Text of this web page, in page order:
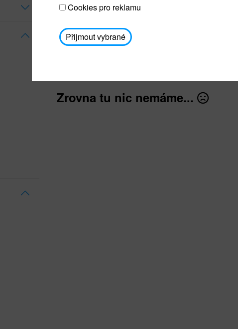
Prodejna UNICEF bude
osobním odběrem je možné
avodickova@unicef.cz nebo
dále
Zrovna tu nic nemáme...
Cookies pro reklamu
Přijmout vybrané